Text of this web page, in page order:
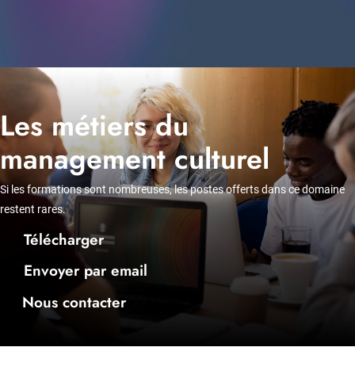
Les métiers du
management culturel
Si les formations sont nombreuses, les postes offerts dans ce domaine
restent rares.
Télécharger
Envoyer par email
Nous contacter